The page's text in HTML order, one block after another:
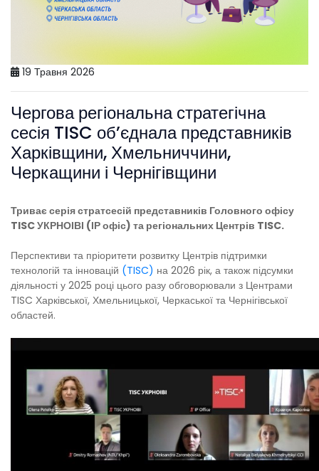
19 Травня 2026
Чергова регіональна стратегічна
сесія TISC об’єднала представників
Харківщини, Хмельниччини,
Черкащини і Чернігівщини
Триває серія стратсесій представників Головного офісу
TISC УКРНОІВІ (ІР офіс) та регіональних Центрів TISC.
Перспективи та пріоритети розвитку Центрів підтримки
технологій та інновацій (TISC) на 2026 рік, а також підсумки
діяльності у 2025 році цього разу обговорювали з Центрами
TISC Харківської, Хмельницької, Черкаської та Чернігівської
областей.